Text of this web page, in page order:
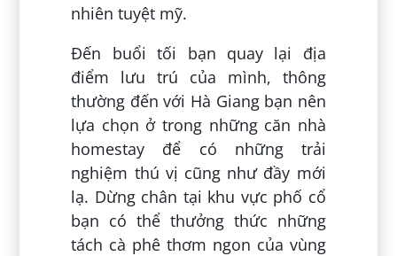
nhiên tuyệt mỹ.
Đến buổi tối bạn quay lại địa
điểm lưu trú của mình, thông
thường đến với Hà Giang bạn nên
lựa chọn ở trong những căn nhà
homestay để có những trải
nghiệm thú vị cũng như đầy mới
lạ. Dừng chân tại khu vực phố cổ
bạn có thể thưởng thức những
tách cà phê thơm ngon của vùng